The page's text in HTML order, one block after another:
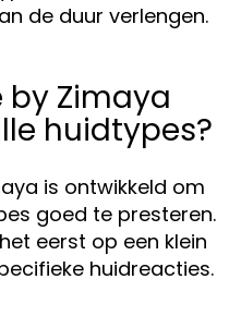
de duur verlengen.
by Zimaya
huidtypes?
is ontwikkeld om
goed te presteren.
eerst op een klein
huidreacties.